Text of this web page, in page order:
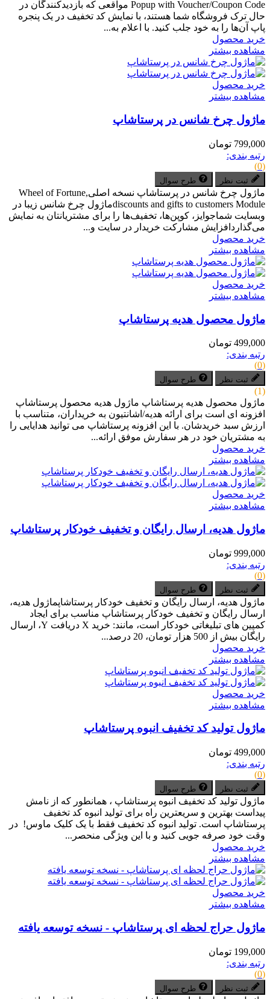
Popup with Voucher/Coupon Code مواقعی که بازدیدکنندگان در
حال ترک فروشگاه شما هستند، با نمایش کد تخفیف در یک پنجره
پاپ آن‌ها را به خود جلب کنید. با اعلام به...
خرید محصول
مشاهده بیشتر
خرید محصول
مشاهده بیشتر
ماژول چرخ شانس در پرستاشاپ
799,000 تومان
رتبه بندی:
(0)
ثبت نظر طرح سوال
ماژول چرخ شانس در پرستاشاپ نسخه اصلیWheel of Fortune,
discounts and gifts to customers Moduleماژول چرخ شانس زیبا در
وبسایت شماجوایز، کوپن‌ها، تخفیف‌ها را برای مشتریانتان به نمایش
می‌گذاردافزایش مشارکت خریدار در سایت و...
خرید محصول
مشاهده بیشتر
خرید محصول
مشاهده بیشتر
ماژول محصول هدیه پرستاشاپ
499,000 تومان
رتبه بندی:
(0)
ثبت نظر طرح سوال
(1)
ماژول محصول هدیه پرستاشاپ ماژول هدیه محصول پرستاشاپ
افزونه ای است برای ارائه هدیه/اشانتیون به خریداران، متناسب با
ارزش سبد خریدشان. با این افزونه پرستاشاپ می توانید هدایایی را
به مشتریان خود در هر سفارش موفق ارائه...
خرید محصول
مشاهده بیشتر
خرید محصول
مشاهده بیشتر
ماژول هدیه، ارسال رایگان و تخفیف خودکار پرستاشاپ
999,000 تومان
رتبه بندی:
(0)
ثبت نظر طرح سوال
ماژول هدیه، ارسال رایگان و تخفیف خودکار پرستاشاپماژول هدیه،
ارسال رایگان و تخفیف خودکار پرستاشاپ مناسب برای ایجاد
کمپین های تبلیغاتی خودکار است، مانند: خرید X دریافت Y، ارسال
رایگان بیش از 500 هزار تومان، 20 درصد...
خرید محصول
مشاهده بیشتر
خرید محصول
مشاهده بیشتر
ماژول تولید کد تخفیف انبوه پرستاشاپ
499,000 تومان
رتبه بندی:
(0)
ثبت نظر طرح سوال
ماژول تولید کد تخفیف انبوه پرستاشاپ ، همانطور که از نامش
پیداست بهترین و سریعترین راه برای تولید انبوه کد تخفیف
پرستاشاپ است. تولید انبوه کد تخفیف فقط با یک کلیک ماوس! در
وقت خود صرفه جویی کنید و با این ویژگی منحصر...
خرید محصول
مشاهده بیشتر
خرید محصول
مشاهده بیشتر
ماژول حراج لحظه ای پرستاشاپ - نسخه توسعه یافته
199,000 تومان
رتبه بندی:
(0)
ثبت نظر طرح سوال